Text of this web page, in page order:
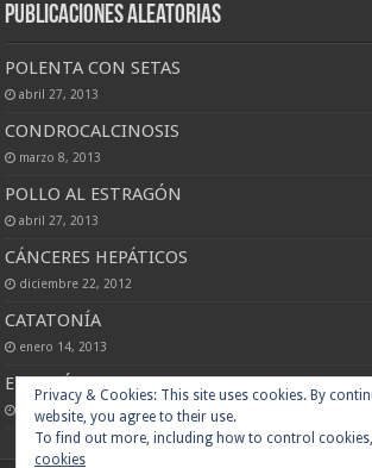
Publicaciones Aleatorias
POLENTA CON SETAS
abril 27, 2013
CONDROCALCINOSIS
marzo 8, 2013
POLLO AL ESTRAGÓN
abril 27, 2013
CÁNCERES HEPÁTICOS
diciembre 22, 2012
CATATONÍA
enero 14, 2013
EL LIMÓN ES UNA FUENTE INAGOTABLE DE
abril 25, 2018